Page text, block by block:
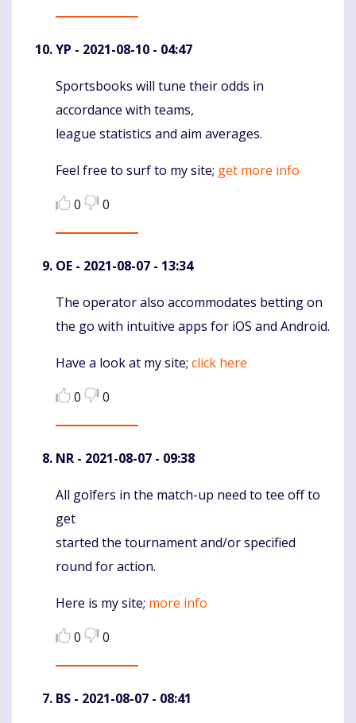
YP - 2021-08-10 - 04:47
Komentaras
Sportsbooks will tune their odds in
accordance with teams,
league statistics and aim averages.
Feel free to surf to my site; get more info
0
0
OE - 2021-08-07 - 13:34
Komentaras
The operator also accommodates betting on
the go with intuitive apps for iOS and Android.
Have a look at my site; click here
0
0
NR - 2021-08-07 - 09:38
Komentaras
All golfers in the match-up need to tee off to
get
started the tournament and/or specified
round for action.
Here is my site; more info
0
0
BS - 2021-08-07 - 08:41